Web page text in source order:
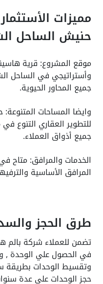
مميزات
حنيش الساحل
موقع المشروع: قرية
وأستراتيجي في الساحل
جميع المحاور الحيوية.
وايضا المساحات
للتطوير العقاري التنوع
جميع أذواق العملاء.
الخدمات والمرافق: متاح
المرافق الأساسية
طرق الحجز
تضمن للعملاء شركة بالم
في الحصول علي الوحدة ,
وتقسيط الوحدات بطريقة